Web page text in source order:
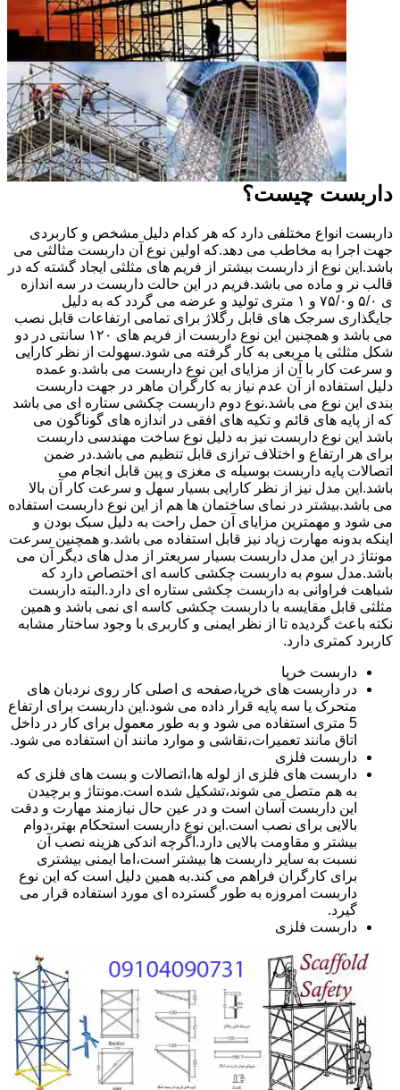
داربست چیست؟
داربست انواع مختلفی دارد که هر کدام دلیل مشخص و کاربردی
جهت اجرا به مخاطب می دهد.که اولین نوع آن داربست مثالثی می
باشد.این نوع از داربست بیشتر از فریم های مثلثی ایجاد گشته که در
قالب نر و ماده می باشد.فریم در این حالت داربست در سه اندازه
ی ۵/۰ و۷۵/۰ و ۱ متری تولید و عرضه می گردد که به دلیل
جایگذاری سرجک های قابل رگلاژ برای تمامی ارتفاعات قابل نصب
می باشد و همچنین این نوع داربست از فریم های ۱۲۰ سانتی در دو
شکل مثلثی یا مربعی به کار گرفته می شود.سهولت از نظر کارایی
و سرعت کار با آن از مزایای این نوع داربست می باشد.و عمده
دلیل استفاده از آن عدم نیاز به کارگران ماهر در جهت داربست
بندی این نوع می باشد.نوع دوم داربست چکشی ستاره ای می باشد
که از پایه های قائم و تکیه های افقی در اندازه های گوناگون می
باشد این نوع داربست نیز به دلیل نوع ساخت مهندسی داربست
برای هر ارتفاع و اختلاف ترازی قابل تنظیم می باشد.در ضمن
اتصالات پایه داربست بوسیله ی مغزی و پین قابل انجام می
باشد.این مدل نیز از نظر کارایی بسیار سهل و سرعت کار آن بالا
می باشد.بیشتر در نمای ساختمان ها هم از این نوع داربست استفاده
می شود و مهمترین مزایای آن حمل راحت به دلیل سبک بودن و
اینکه بدونه مهارت زیاد نیز قابل استفاده می باشد.و همچنین سرعت
مونتاژ در این مدل داربست بسیار سریعتر از مدل های دیگر آن می
باشد.مدل سوم به داربست چکشی کاسه ای اختصاص دارد که
شباهت فراوانی به داربست چکشی ستاره ای دارد.البته داربست
مثلثی قابل مقایسه با داربست چکشی کاسه ای نمی باشد و همین
نکته باعث گردیده تا از نظر ایمنی و کاربری با وجود ساختار مشابه
کاربرد کمتری دارد.
داربست خرپا
در داربست های خرپا،صفحه ی اصلی کار روی نردبان های
متحرک یا سه پایه قرار داده می شود.این داربست برای ارتفاع
5 متری استفاده می شود و به طور معمول برای کار در داخل
اتاق مانند تعمیرات،نقاشی و موارد مانند آن استفاده می شود.
داربست فلزی
داربست های فلزی از لوله ها،اتصالات و بست های فلزی که
به هم متصل می شوند،تشکیل شده است.مونتاژ و برچیدن
این داربست آسان است و در عین حال نیازمند مهارت و دقت
بالایی برای نصب است.این نوع داربست استحکام بهتر،دوام
بیشتر و مقاومت بالایی دارد.اگرچه اندکی هزینه نصب آن
نسبت به سایر داربست ها بیشتر است،اما ایمنی بیشتری
برای کارگران فراهم می کند.به همین دلیل است که این نوع
داربست امروزه به طور گسترده ای مورد استفاده قرار می
گیرد.
داربست فلزی